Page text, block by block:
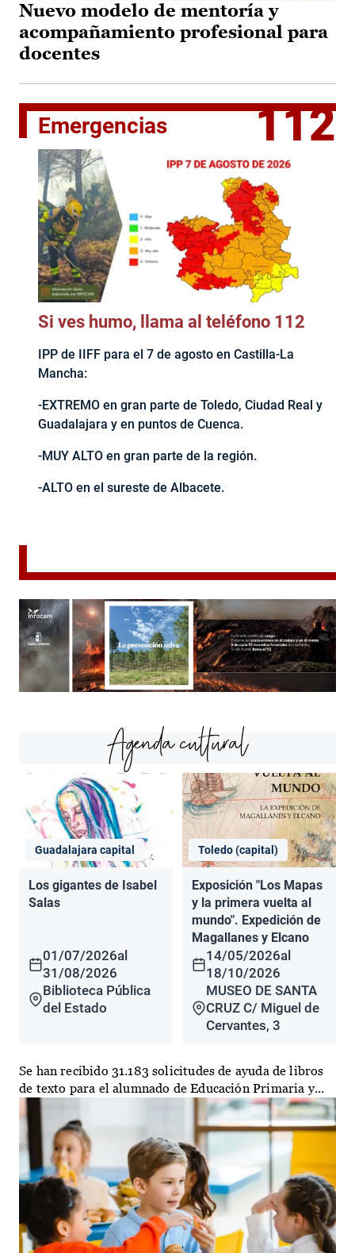
Nuevo modelo de mentoría y
acompañamiento profesional para
docentes
Emergencias 112
Si ves humo, llama al teléfono 112
IPP de IIFF para el 7 de agosto en Castilla-La
Mancha:
-EXTREMO en gran parte de Toledo, Ciudad Real y
Guadalajara y en puntos de Cuenca.
-MUY ALTO en gran parte de la región.
-ALTO en el sureste de Albacete.
Agenda cultural
Guadalajara capital
Los gigantes de Isabel
Salas
01/07/2026al
31/08/2026
Biblioteca Pública
del Estado
Toledo (capital)
Exposición "Los Mapas
y la primera vuelta al
mundo". Expedición de
Magallanes y Elcano
14/05/2026al
18/10/2026
MUSEO DE SANTA
CRUZ C/ Miguel de
Cervantes, 3
Se han recibido 31.183 solicitudes de ayuda de libros
de texto para el alumnado de Educación Primaria y...